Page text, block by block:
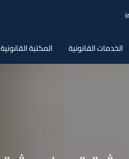
الخدمات القانونية المكتبة القانونية